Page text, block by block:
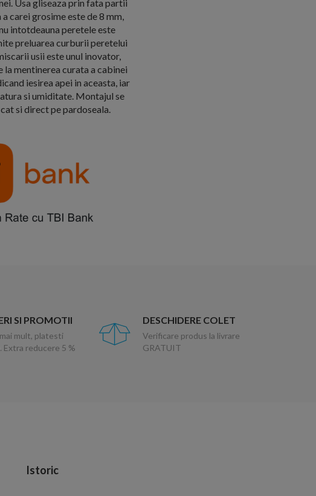
Usa gliseaza prin fata partii
carei grosime este de 8 mm,
intotdeauna peretele este
preluarea curburii peretelui
usii este unul inovator,
la mentinerea curata a cabinei
iesirea apei in aceasta, iar
si umiditate. Montajul se
si direct pe pardoseala.
SI PROMOTII
mult, platesti
Extra reducere 5 %
DESCHIDERE COLET
Verificare produs la livrare
GRATUIT
Istoric